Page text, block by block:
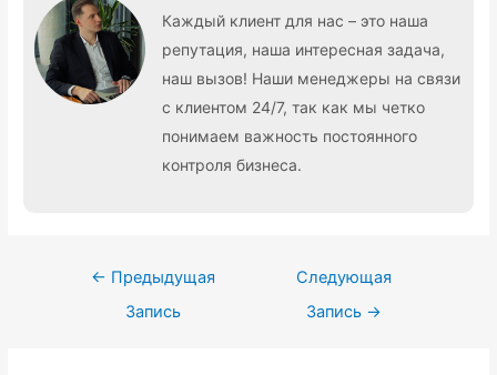
Каждый клиент для нас – это наша
репутация, наша интересная задача,
наш вызов! Наши менеджеры на связи
с клиентом 24/7, так как мы четко
понимаем важность постоянного
контроля бизнеса.
Навигация
← Предыдущая
Запись
Следующая
Запись →